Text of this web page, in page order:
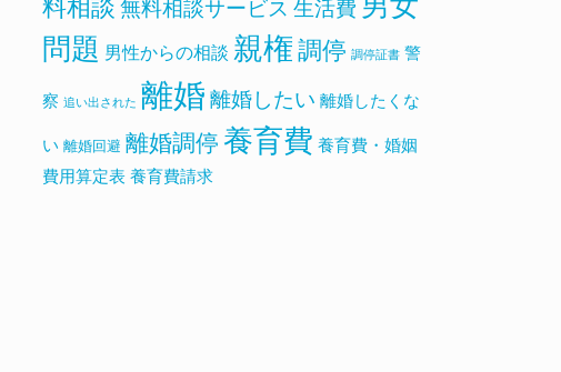
料相談 無料相談サービス 生活費
問題 男性からの相談 親権 調停 調停証書 警
察 追い出された 離婚 離婚したい 離婚したくな
い 離婚回避 離婚調停 養育費 養育費・婚姻
費用算定表 養育費請求